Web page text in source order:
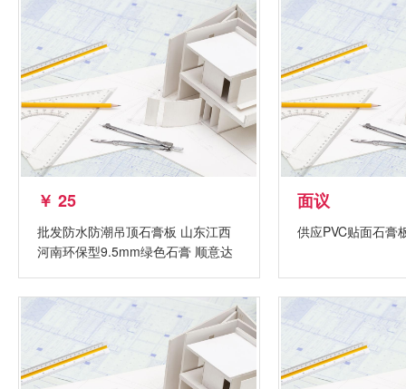
￥ 25
批发防水防潮吊顶石膏板 山东江西
河南环保型9.5mm绿色石膏 顺意达
面议
供应PVC贴面石